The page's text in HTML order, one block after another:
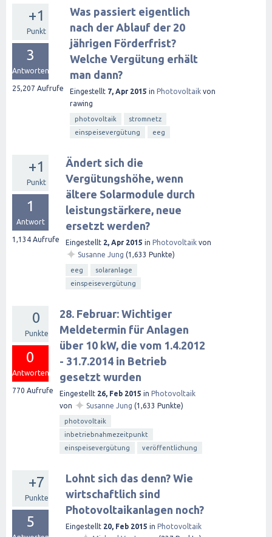
+1
Punkt
3
Antworten
25,207 Aufrufe
Was passiert eigentlich
nach der Ablauf der 20
jährigen Förderfrist?
Welche Vergütung erhält
man dann?
Eingestellt 7, Apr 2015 in Photovoltaik von
rawing
photovoltaik
stromnetz
einspeisevergütung
eeg
+1
Punkt
1
Antwort
1,134 Aufrufe
Ändert sich die
Vergütungshöhe, wenn
ältere Solarmodule durch
leistungstärkere, neue
ersetzt werden?
Eingestellt 2, Apr 2015 in Photovoltaik von
✦ Susanne Jung (1,633 Punkte)
eeg
solaranlage
einspeisevergütung
0
Punkte
0
Antworten
770 Aufrufe
28. Februar: Wichtiger
Meldetermin für Anlagen
über 10 kW, die vom 1.4.2012
- 31.7.2014 in Betrieb
gesetzt wurden
Eingestellt 26, Feb 2015 in Photovoltaik
von ✦ Susanne Jung (1,633 Punkte)
photovoltaik
inbetriebnahmezeitpunkt
einspeisevergütung
veröffentlichung
+7
Punkte
5
Lohnt sich das denn? Wie
wirtschaftlich sind
Photovoltaikanlagen noch?
Eingestellt 20, Feb 2015 in Photovoltaik